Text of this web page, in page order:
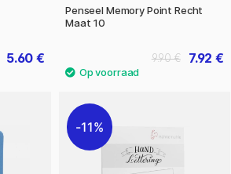
5.60 €
Penseel Memory Point Recht
Maat 10
7.92 €
9.90 €
11%